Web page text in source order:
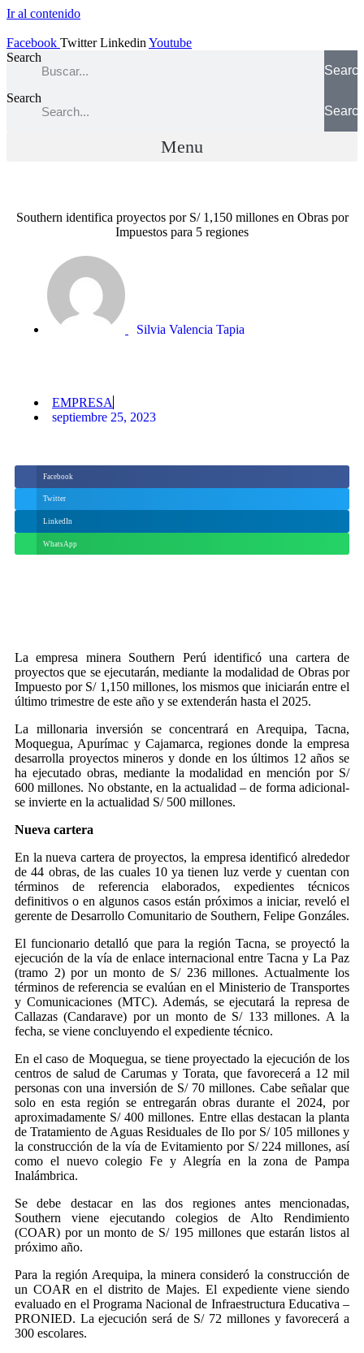
Ir al contenido
Facebook Twitter Linkedin Youtube
Search
Search
Menu
Southern identifica proyectos por S/ 1,150 millones en Obras por
Impuestos para 5 regiones
Silvia Valencia Tapia
EMPRESA
septiembre 25, 2023
Facebook
Twitter
LinkedIn
WhatsApp
La empresa minera Southern Perú identificó una cartera de
proyectos que se ejecutarán, mediante la modalidad de Obras por
Impuesto por S/ 1,150 millones, los mismos que iniciarán entre el
último trimestre de este año y se extenderán hasta el 2025.
La millonaria inversión se concentrará en Arequipa, Tacna,
Moquegua, Apurímac y Cajamarca, regiones donde la empresa
desarrolla proyectos mineros y donde en los últimos 12 años se
ha ejecutado obras, mediante la modalidad en mención por S/
600 millones. No obstante, en la actualidad – de forma adicional-
se invierte en la actualidad S/ 500 millones.
Nueva cartera
En la nueva cartera de proyectos, la empresa identificó alrededor
de 44 obras, de las cuales 10 ya tienen luz verde y cuentan con
términos de referencia elaborados, expedientes técnicos
definitivos o en algunos casos están próximos a iniciar, reveló el
gerente de Desarrollo Comunitario de Southern, Felipe Gonzáles.
El funcionario detalló que para la región Tacna, se proyectó la
ejecución de la vía de enlace internacional entre Tacna y La Paz
(tramo 2) por un monto de S/ 236 millones. Actualmente los
términos de referencia se evalúan en el Ministerio de Transportes
y Comunicaciones (MTC). Además, se ejecutará la represa de
Callazas (Candarave) por un monto de S/ 133 millones. A la
fecha, se viene concluyendo el expediente técnico.
En el caso de Moquegua, se tiene proyectado la ejecución de los
centros de salud de Carumas y Torata, que favorecerá a 12 mil
personas con una inversión de S/ 70 millones. Cabe señalar que
solo en esta región se entregarán obras durante el 2024, por
aproximadamente S/ 400 millones. Entre ellas destacan la planta
de Tratamiento de Aguas Residuales de Ilo por S/ 105 millones y
la construcción de la vía de Evitamiento por S/ 224 millones, así
como el nuevo colegio Fe y Alegría en la zona de Pampa
Inalámbrica.
Se debe destacar en las dos regiones antes mencionadas,
Southern viene ejecutando colegios de Alto Rendimiento
(COAR) por un monto de S/ 195 millones que estarán listos al
próximo año.
Para la región Arequipa, la minera consideró la construcción de
un COAR en el distrito de Majes. El expediente viene siendo
evaluado en el Programa Nacional de Infraestructura Educativa –
PRONIED. La ejecución será de S/ 72 millones y favorecerá a
300 escolares.